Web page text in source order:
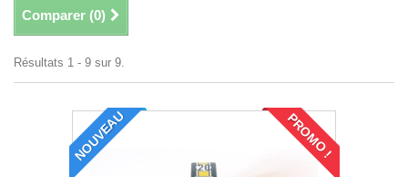
Comparer (0)
Résultats 1 - 9 sur 9.
NOUVEAU PROMO !